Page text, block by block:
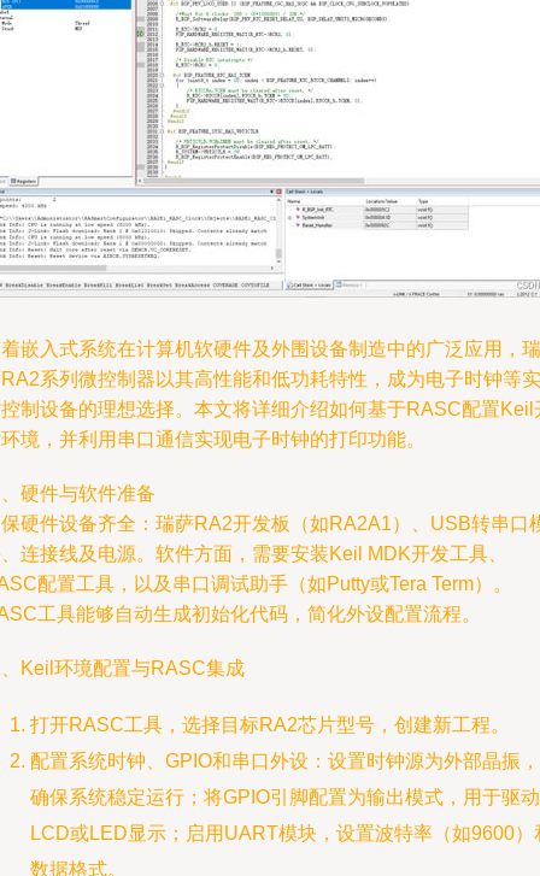
嵌入式系统在计算机软硬件及外围设备制造中的广泛应用，瑞
系列微控制器以其高性能和低功耗特性，成为电子时钟等实
制设备的理想选择。本文将详细介绍如何基于RASC配置Keil
境，并利用串口通信实现电子时钟的打印功能。
硬件与软件准备
硬件设备齐全：瑞萨RA2开发板（如RA2A1）、USB转串口
连接线及电源。软件方面，需要安装Keil MDK开发工具、
配置工具，以及串口调试助手（如Putty或Tera Term）。
工具能够自动生成初始化代码，简化外设配置流程。
Keil环境配置与RASC集成
打开RASC工具，选择目标RA2芯片型号，创建新工程。
配置系统时钟、GPIO和串口外设：设置时钟源为外部晶振，
确保系统稳定运行；将GPIO引脚配置为输出模式，用于驱动
LCD或LED显示；启用UART模块，设置波特率（如9600）
数据格式。